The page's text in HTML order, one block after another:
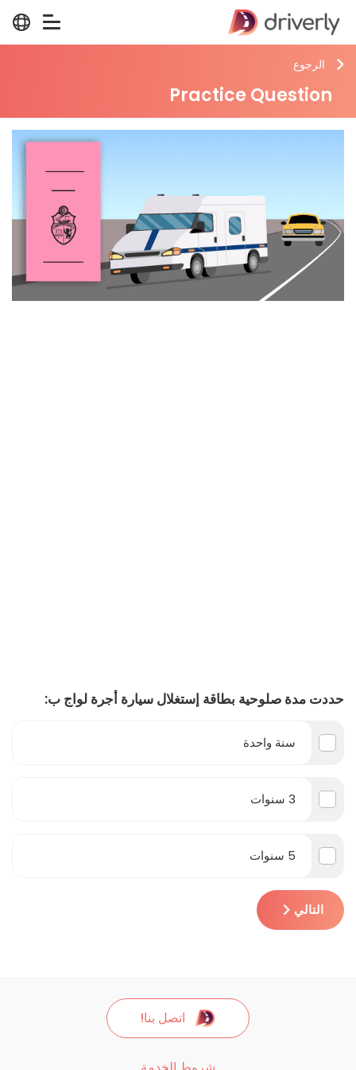
الرجوع
Practice Question
حددت مدة صلوحية بطاقة إستغلال سيارة أجرة لواج ب:
سنة واحدة
3 سنوات
5 سنوات
التالي
اتصل بنا!